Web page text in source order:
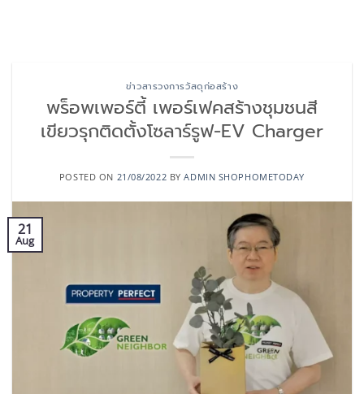
ข่าวสารวงการวัสดุก่อสร้าง
พร็อพเพอร์ตี้ เพอร์เฟคสร้างชุมชนสี
เขียวรุกติดตั้งโซลาร์รูฟ-EV Charger
POSTED ON 21/08/2022 BYADMIN SHOPHOMETODAY
21
Aug